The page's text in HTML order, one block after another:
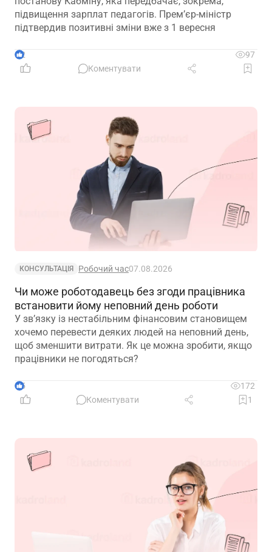
підвищення зарплат педагогів. Прем’єр-міністр
підтвердив позитивні зміни вже з 1 вересня
2
97
Коментувати
КОНСУЛЬТАЦІЯ Робочий час07.08.2026
Чи може роботодавець без згоди працівника
встановити йому неповний день роботи
У зв’язку із нестабільним фінансовим становищем
хочемо перевести деяких людей на неповний день,
щоб зменшити витрати. Як це можна зробити, якщо
працівники не погодяться?
5
172
Коментувати
1